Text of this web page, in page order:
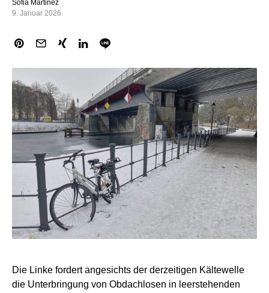
Sofia Martinez
9. Januar 2026
Die Linke fordert angesichts der derzeitigen Kältewelle
die Unterbringung von Obdachlosen in leerstehenden